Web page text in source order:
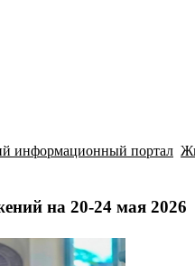
информационный портал
на 20-24 мая 2026